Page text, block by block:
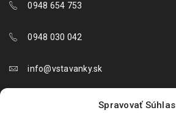
Spravovať Súhlas
0948 654 753
0948 030 042
info@vstavanky.sk
objednavky@vstavanky.sk